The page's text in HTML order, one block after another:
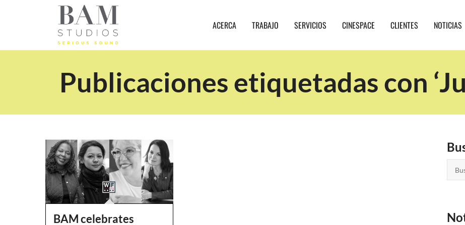
ACERCA TRABAJO SERVICIOS CINESPACE CLIENTES NOTICIAS
Publicaciones etiquetadas con
BAM celebrates